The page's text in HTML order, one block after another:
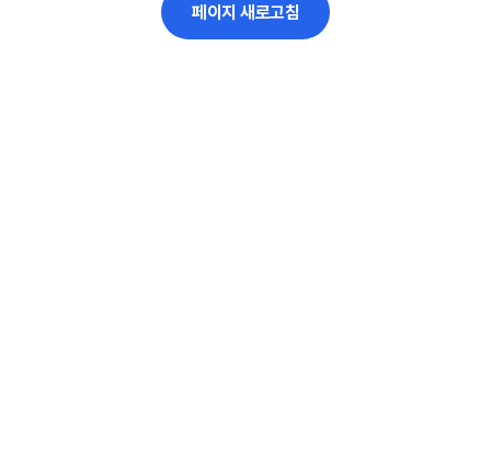
페이지 새로고침